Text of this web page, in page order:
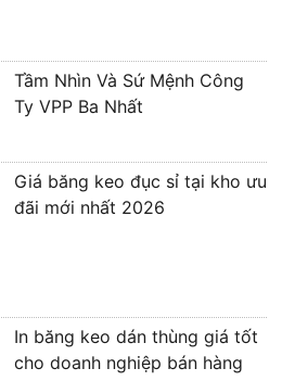
Tầm Nhìn Và Sứ Mệnh Công
Ty VPP Ba Nhất
Giá băng keo đục sỉ tại kho ưu
đãi mới nhất 2026
In băng keo dán thùng giá tốt
cho doanh nghiệp bán hàng